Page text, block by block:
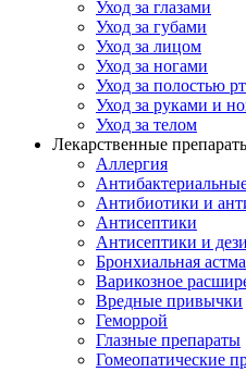
Уход за глазами
Уход за губами
Уход за лицом
Уход за ногами
Уход за полостью
Уход за руками и
Уход за телом
Лекарственные
Аллергия
Антибиотики и
Антисептики
Антисептики и
Бронхиальная астма
Варикозное
Вредные привычки
Геморрой
Глазные препараты
Гомеопатические